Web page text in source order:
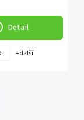
Detail
+ další